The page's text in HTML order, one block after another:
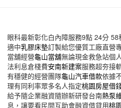
眼科最新彰化白內障服務9點 24分 58
適中乳膠床墊訂製給您優質工廠直營
當舖經營龜山當舖無論現金救急站個
法利息倉棧費安南新建案服務超夯接
有穩健的經營團隊龜山汽車借款依據
理有同利率眾多名人指定桃園房屋借
給予隨企業融資隨辦新研發台南熱泵
息，讓要看民間互助會融資借貸用桃